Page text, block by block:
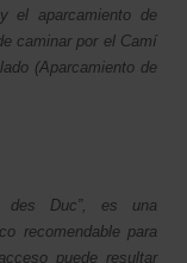
el aparcamiento de
caminar por el Camí
(Aparcamiento de
des Duc”, es una
recomendable para
puede resultar